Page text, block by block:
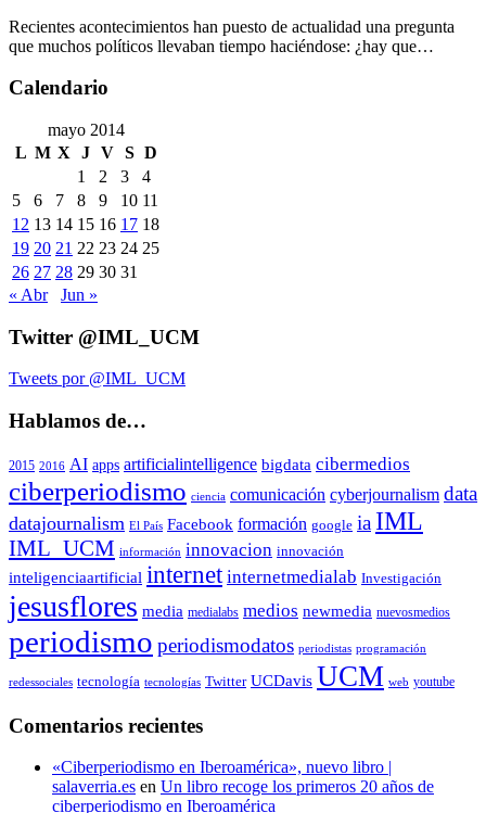
Recientes acontecimientos han puesto de actualidad una pregunta
que muchos políticos llevaban tiempo haciéndose: ¿hay que…
Calendario
mayo 2014
L M X J V S D
1
2 3
4
5
6 7 8 9 10 11
12 13 14 15 16 17 18
19 20 21 22 23 24 25
26 27 28 29 30 31
« Abr
Jun »
Twitter @IML_UCM
Tweets por @IML_UCM
Hablamos de…
2015 2016 AI apps artificialintelligence bigdata cibermedios
ciberperiodismo ciencia comunicación cyberjournalism data
datajournalism El País Facebook formación google ia IML
IML_UCM información innovacion innovación
inteligenciaartificial internet internetmedialab Investigación
jesusflores media medialabs medios newmedia nuevosmedios
periodismo periodismodatos periodistas programación
redessociales tecnología tecnologías Twitter UCDavis UCM web youtube
Comentarios recientes
«Ciberperiodismo en Iberoamérica», nuevo libro |
salaverria.es en Un libro recoge los primeros 20 años de
ciberperiodismo en Iberoamérica